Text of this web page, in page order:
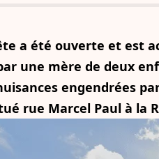
a été ouverte et est
une mère de deux
engendrées
rue Marcel Paul à la